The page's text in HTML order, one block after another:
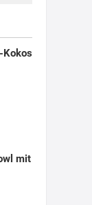
Kokos
mit